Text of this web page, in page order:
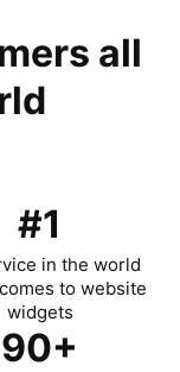
all
#1
in the world
to website
widgets
90+